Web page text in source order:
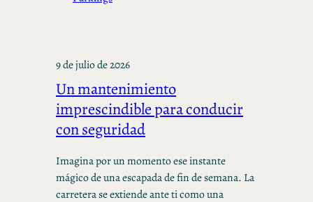
9 de julio de 2026
Un mantenimiento
imprescindible para conducir
con seguridad
Imagina por un momento ese instante
mágico de una escapada de fin de semana. La
carretera se extiende ante ti como una